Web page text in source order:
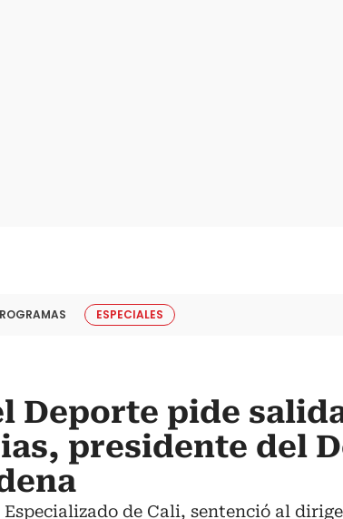
ESPECIALES
Deporte pide
presidente del
de Cali, sentenció al